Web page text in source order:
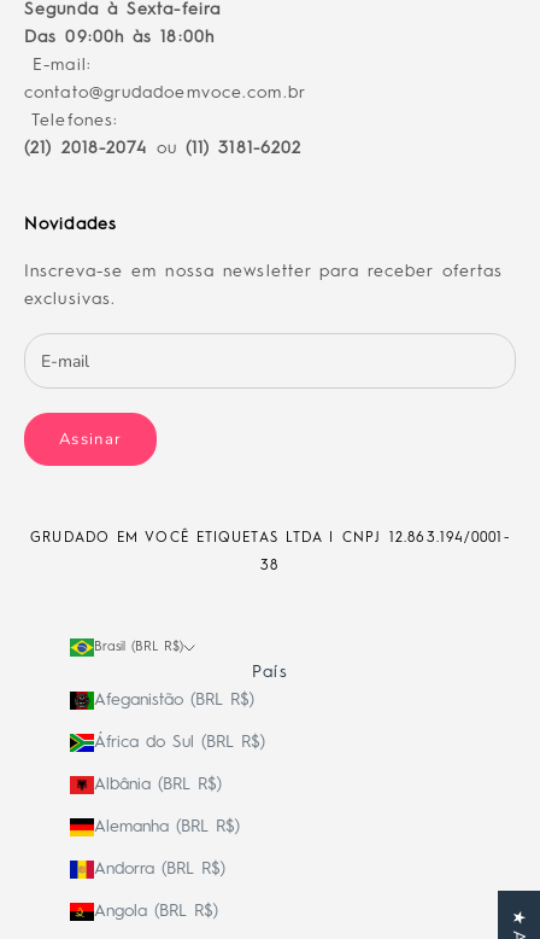
Segunda à Sexta-feira
Das 09:00h às 18:00h
E-mail:
contato@grudadoemvoce.com.br
Telefones:
(21) 2018-2074
ou (11) 3181-6202
Novidades
Inscreva-se em nossa newsletter para receber ofertas
exclusivas.
Assinar
GRUDADO EM VOCÊ ETIQUETAS LTDA | CNPJ
12.863.194/0001-
38
Brasil (BRL R$)
País
Afeganistão (BRL R$)
África do Sul (BRL R$)
Albânia (BRL R$)
Alemanha (BRL R$)
Andorra (BRL R$)
Angola (BRL R$)